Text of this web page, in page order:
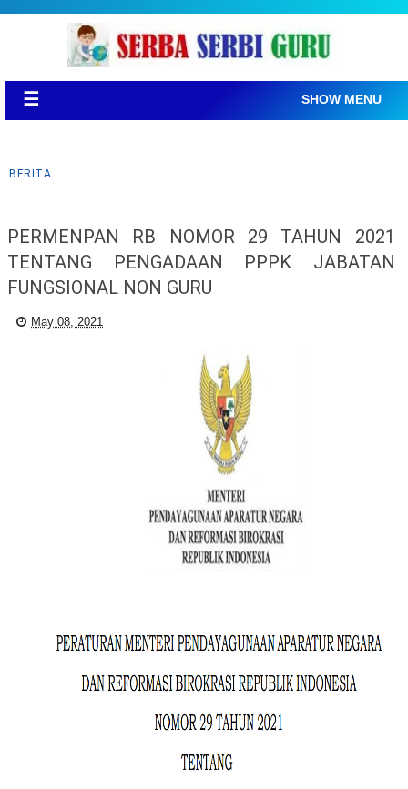
☰ SHOW MENU
BERITA
PERMENPAN RB NOMOR 29 TAHUN 2021
TENTANG PENGADAAN PPPK JABATAN
FUNGSIONAL NON GURU
May 08, 2021